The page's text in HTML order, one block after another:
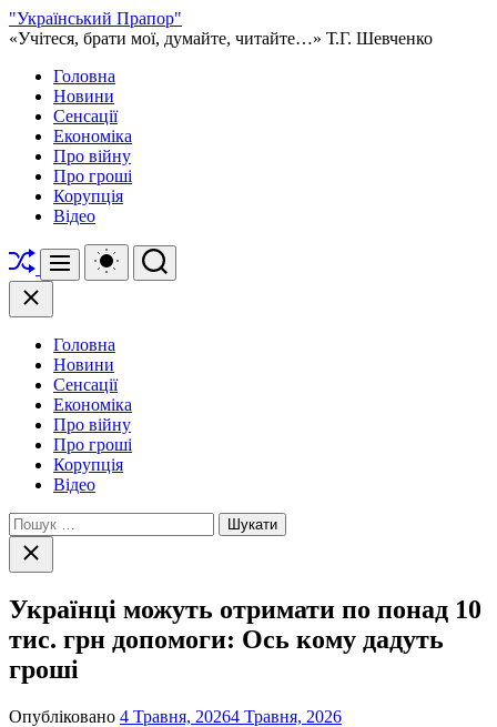
Перейти
до
"Український Прапор"
«Учітеся, брати мої, думайте, читайте…» Т.Г. Шевченко
Головна
Новини
Сенсації
Економіка
Про війну
Про гроші
Корупція
Відео
Перетасувати
Меню
Перемикач
кольорового
Пошук
Закрити
Головна
Новини
Сенсації
Економіка
Про війну
Про гроші
Корупція
Відео
Пошук:
Закрити
пошук
Українці можуть отримати по понад 10
тис. грн допомоги: Ось кому дадуть
гроші
Опубліковано 4 Травня, 20264 Травня, 2026